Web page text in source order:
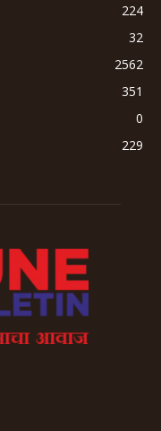
224
32
2562
351
0
229